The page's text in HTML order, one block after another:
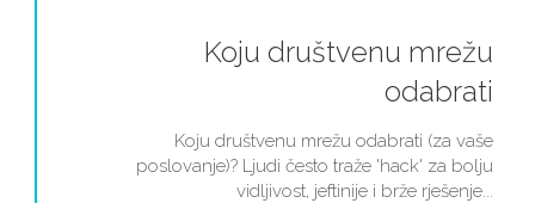
Koju društvenu mrežu
odabrati
Koju društvenu mrežu odabrati (za vaše
poslovanje)? Ljudi često traže 'hack' za bolju
vidljivost, jeftinije i brže rješenje...